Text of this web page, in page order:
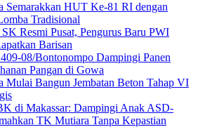
Semarakkan HUT Ke-81 RI dengan
Tradisional
Resmi Pusat, Pengurus Baru PWI
Barisan
08/Bontonompo Dampingi Panen
Pangan di Gowa
Mulai Bangun Jembatan Beton Tahap VI
di Makassar: Dampingi Anak ASD-
TK Mutiara Tanpa Kepastian